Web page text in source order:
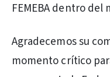
FEMEBA dentro del
Agradecemos su
momento crítico